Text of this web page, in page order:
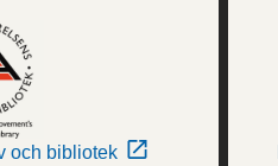
och bibliotek